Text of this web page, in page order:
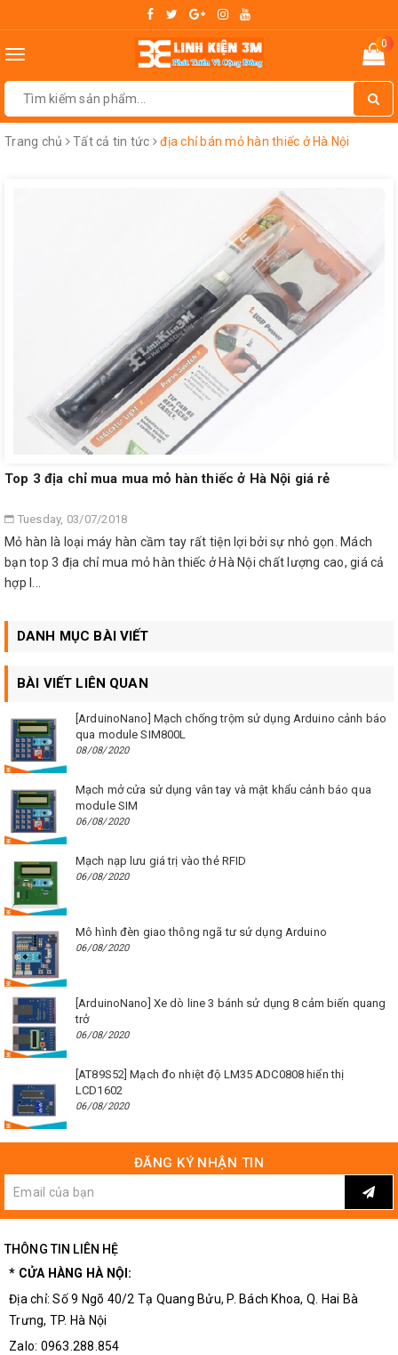
Toggle
0
Trang chủ Tất cả tin tức địa chỉ bán mỏ hàn thiếc ở Hà Nội
Top 3 địa chỉ mua mua mỏ hàn thiếc ở Hà Nội giá rẻ
Tuesday, 03/07/2018
Mỏ hàn là loại máy hàn cầm tay rất tiện lợi bởi sự nhỏ gọn. Mách
bạn top 3 địa chỉ mua mỏ hàn thiếc ở Hà Nội chất lượng cao, giá cả
hợp l...
DANH MỤC BÀI VIẾT
BÀI VIẾT LIÊN QUAN
[ArduinoNano] Mạch chống trộm sử dụng Arduino cảnh báo
qua module SIM800L
08/08/2020
Mạch mở cửa sử dụng vân tay và mật khẩu cảnh báo qua
module SIM
06/08/2020
Mạch nạp lưu giá trị vào thẻ RFID
06/08/2020
Mô hình đèn giao thông ngã tư sử dụng Arduino
06/08/2020
[ArduinoNano] Xe dò line 3 bánh sử dụng 8 cảm biến quang
trở
06/08/2020
[AT89S52] Mạch đo nhiệt độ LM35 ADC0808 hiển thị
LCD1602
06/08/2020
ĐĂNG KÝ NHẬN TIN
THÔNG TIN LIÊN HỆ
* CỬA HÀNG HÀ NỘI:
Địa chỉ: Số 9 Ngõ 40/2 Tạ Quang Bửu, P. Bách Khoa, Q. Hai Bà
Trưng, TP. Hà Nội
Zalo: 0963.288.854